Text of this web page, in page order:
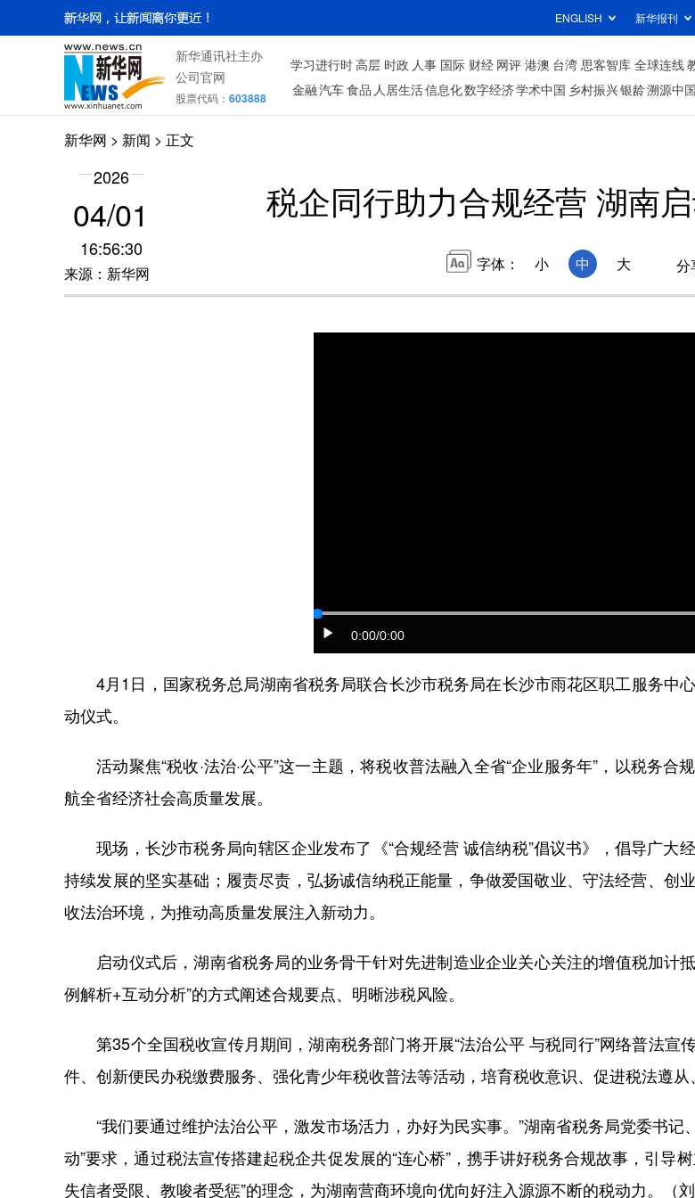
ENGLISH 新华报刊
新华通讯社主办
公司官网
股票代码： 603888
学习进行时高层 时政 人事 国际 财经 网评 港澳 台湾 思客智库 全球连线
金融汽车食品 人居生活信息化数字经济学术中国 乡村振兴银龄溯源中国
新华网 > 新闻 > 正文
2026
04/01
16:56:30
来源：新华网
税企同行助力合规经营 湖南
字体： 小 中 大 分
0:00/0:00
4月1日，国家税务总局湖南省税务局联合长沙市税务局在长沙市雨花区职工服务中
动仪式。
活动聚焦“税收·法治·公平”这一主题，将税收普法融入全省“企业服务年”，以税务合
航全省经济社会高质量发展。
现场，长沙市税务局向辖区企业发布了《“合规经营 诚信纳税”倡议书》，倡导广大
持续发展的坚实基础；履责尽责，弘扬诚信纳税正能量，争做爱国敬业、守法经营、创
收法治环境，为推动高质量发展注入新动力。
启动仪式后，湖南省税务局的业务骨干针对先进制造业企业关心关注的增值税加计
例解析+互动分析”的方式阐述合规要点、明晰涉税风险。
第35个全国税收宣传月期间，湖南税务部门将开展“法治公平 与税同行”网络普法宣
件、创新便民办税缴费服务、强化青少年税收普法等活动，培育税收意识、促进税法遵从
“我们要通过维护法治公平，激发市场活力，办好为民实事。”湖南省税务局党委书记
动”要求，通过税法宣传搭建起税企共促发展的“连心桥”，携手讲好税务合规故事，引导
失信者受限、教唆者受惩”的理念，为湖南营商环境向优向好注入源源不断的税动力。（刘